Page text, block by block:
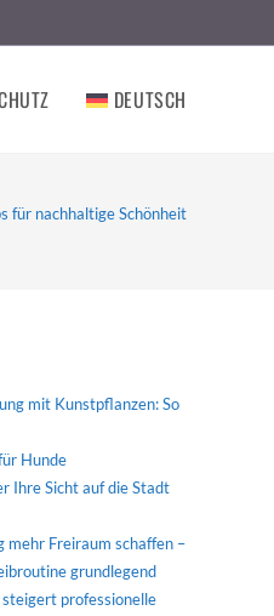
DEUTSCH
für nachhaltige Schönheit
mit Kunstpflanzen: So
Hunde
Ihre Sicht auf die Stadt
Freiraum schaffen –
grundlegend
professionelle